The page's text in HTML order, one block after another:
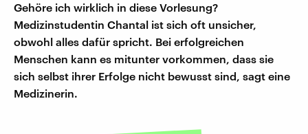
Gehöre ich wirklich in diese Vorlesung?
Medizinstudentin Chantal ist sich oft unsicher,
obwohl alles dafür spricht. Bei erfolgreichen
Menschen kann es mitunter vorkommen, dass sie
sich selbst ihrer Erfolge nicht bewusst sind, sagt eine
Medizinerin.